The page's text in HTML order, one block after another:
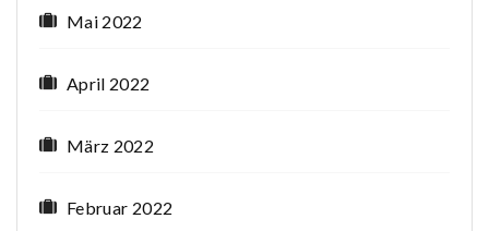
Mai 2022
April 2022
März 2022
Februar 2022